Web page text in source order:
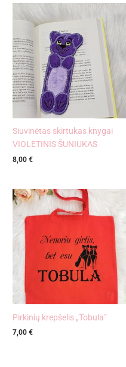
Siuvinėtas skirtukas knygai
VIOLETINIS ŠUNIUKAS
8,00€
Pirkinių krepšelis „Tobula”
7,00€